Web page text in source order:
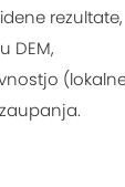
rezultate,
DEM,